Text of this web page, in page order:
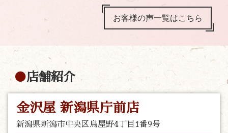
お客様の声一覧はこちら
店舗紹介
金沢屋 新潟県庁前店
新潟県新潟市中央区鳥屋野4丁目1番9号